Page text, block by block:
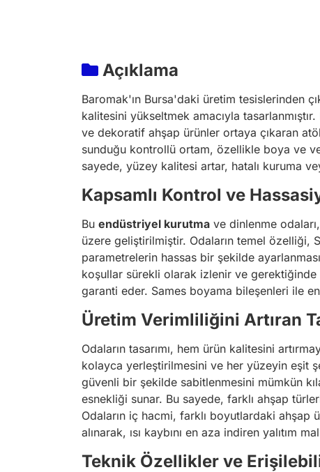
Açıklama
Baromak'ın Bursa'daki üretim tesislerinden
kalitesini yükseltmek amacıyla
ve dekoratif ahşap ürünler ortaya çıkaran
sunduğu kontrollü ortam, özellikle boya ve
sayede, yüzey kalitesi artar, hatalı kuruma
Kapsamlı Kontrol ve
Bu endüstriyel kurutma ve dinlenme
üzere geliştirilmiştir. Odaların temel özelliği,
parametrelerin hassas bir şekilde
koşullar sürekli olarak izlenir ve gerektiğinde
garanti eder. Sames boyama bileşenleri ile
Üretim Verimliliğini Artıran
Odaların tasarımı, hem ürün kalitesini
kolayca yerleştirilmesini ve her yüzeyin eşit
güvenli bir şekilde sabitlenmesini mümkün
esnekliği sunar. Bu sayede, farklı ahşap
Odaların iç hacmi, farklı boyutlardaki
alınarak, ısı kaybını en aza indiren yalıtım
Teknik Özellikler ve